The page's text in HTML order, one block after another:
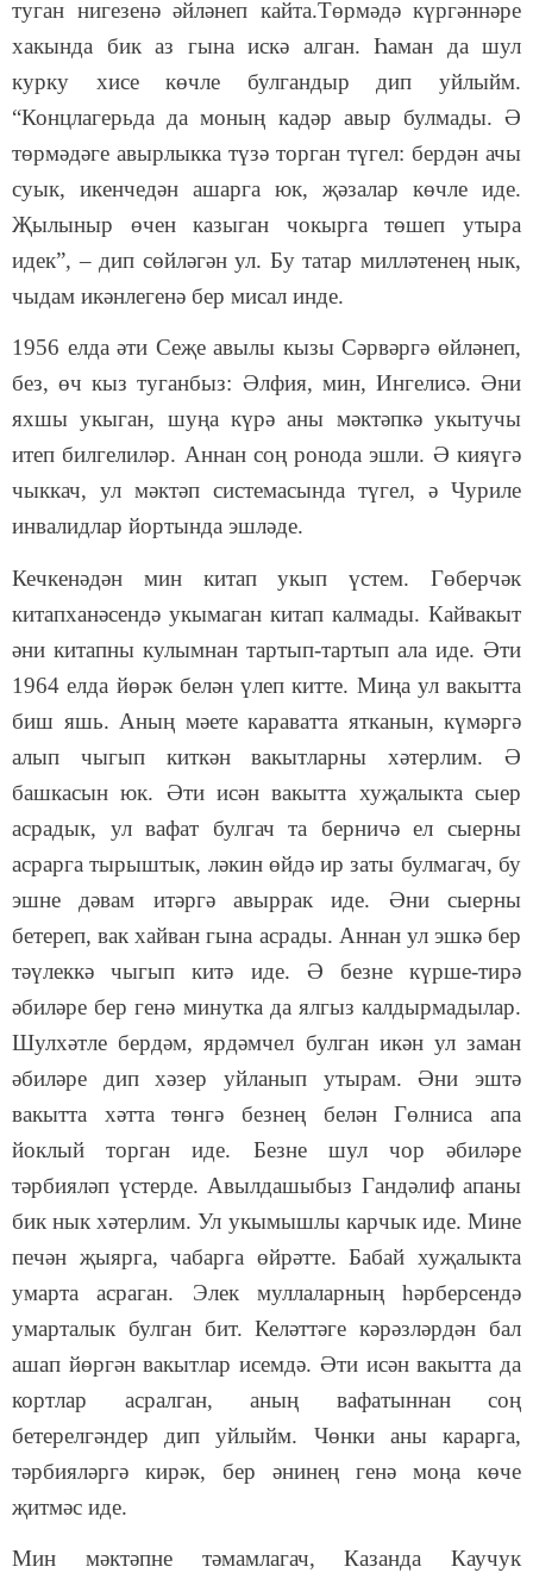
туган нигезенә әйләнеп кайта.Төрмәдә күргәннәре
хакында бик аз гына искә алган. Һаман да шул
курку хисе көчле булгандыр дип уйлыйм.
“Концлагерьда да моның кадәр авыр булмады. Ә
төрмәдәге авырлыкка түзә торган түгел: бердән ачы
суык, икенчедән ашарга юк, җәзалар көчле иде.
Җылыныр өчен казыган чокырга төшеп утыра
идек”, – дип сөйләгән ул. Бу татар милләтенең нык,
чыдам икәнлегенә бер мисал инде.
1956 елда әти Сеҗе авылы кызы Сәрвәргә өйләнеп,
без, өч кыз туганбыз: Әлфия, мин, Ингелисә. Әни
яхшы укыган, шуңа күрә аны мәктәпкә укытучы
итеп билгелиләр. Аннан соң ронода эшли. Ә кияүгә
чыккач, ул мәктәп системасында түгел, ә Чуриле
инвалидлар йортында эшләде.
Кечкенәдән мин китап укып үстем. Гөберчәк
китапханәсендә укымаган китап калмады. Кайвакыт
әни китапны кулымнан тартып-тартып ала иде. Әти
1964 елда йөрәк белән үлеп китте. Миңа ул вакытта
биш яшь. Аның мәете караватта ятканын, күмәргә
алып чыгып киткән вакытларны хәтерлим. Ә
башкасын юк. Әти исән вакытта хуҗалыкта сыер
асрадык, ул вафат булгач та берничә ел сыерны
асрарга тырыштык, ләкин өйдә ир заты булмагач, бу
эшне дәвам итәргә авыррак иде. Әни сыерны
бетереп, вак хайван гына асрады. Аннан ул эшкә бер
тәүлеккә чыгып китә иде. Ә безне күрше-тирә
әбиләре бер генә минутка да ялгыз калдырмадылар.
Шулхәтле бердәм, ярдәмчел булган икән ул заман
әбиләре дип хәзер уйланып утырам. Әни эштә
вакытта хәтта төнгә безнең белән Гөлниса апа
йоклый торган иде. Безне шул чор әбиләре
тәрбияләп үстерде. Авылдашыбыз Гандәлиф апаны
бик нык хәтерлим. Ул укымышлы карчык иде. Мине
печән җыярга, чабарга өйрәтте. Бабай хуҗалыкта
умарта асраган. Элек муллаларның һәрберсендә
умарталык булган бит. Келәттәге кәрәзләрдән бал
ашап йөргән вакытлар исемдә. Әти исән вакытта да
кортлар асралган, аның вафатыннан соң
бетерелгәндер дип уйлыйм. Чөнки аны карарга,
тәрбияләргә кирәк, бер әнинең генә моңа көче
җитмәс иде.
Мин мәктәпне тәмамлагач, Казанда Каучук